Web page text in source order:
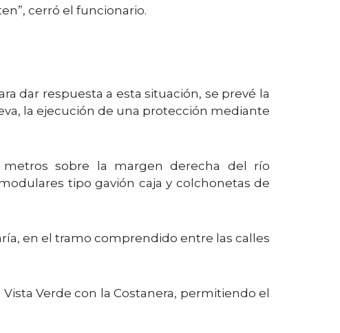
cerró el funcionario.
dar respuesta a esta situación, se prevé la
la ejecución de una protección mediante
sobre la margen derecha del río
tipo gavión caja y colchonetas de
en el tramo comprendido entre las calles
Verde con la Costanera, permitiendo el